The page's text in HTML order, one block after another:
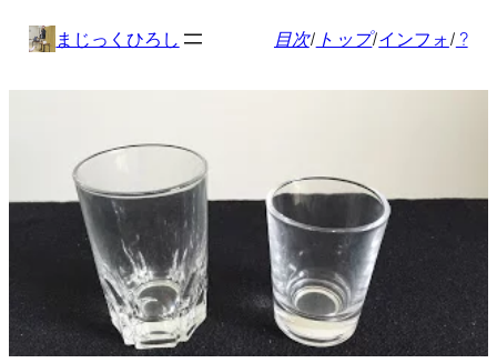
まじっくひろし 目次/ トップ/インフォ/ ?